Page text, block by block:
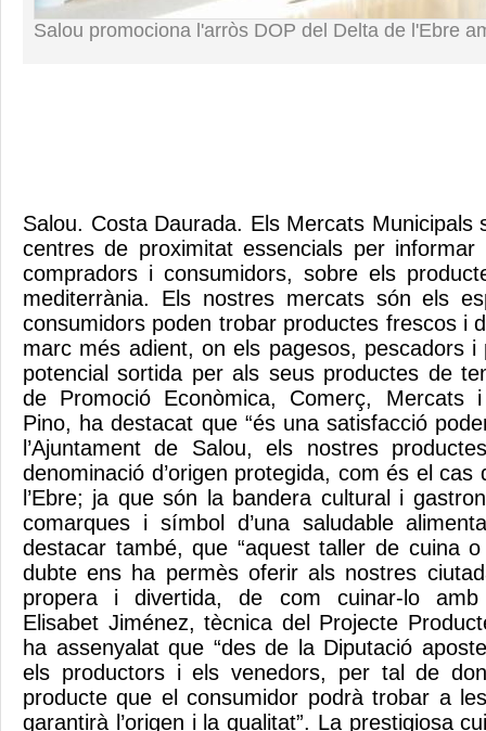
Salou promociona l'arròs DOP del Delta de l'Ebre
Salou. Costa Daurada. Els Mercats Municipals
centres de proximitat essencials per
compradors i consumidors, sobre els
mediterrània. Els nostres mercats són els
consumidors poden trobar productes frescos i
marc més adient, on els pagesos, pescadors i
potencial sortida per als seus productes de
de Promoció Econòmica, Comerç, Mercats
Pino, ha destacat que “és una satisfacció
l’Ajuntament de Salou, els nostres
denominació d’origen protegida, com és el cas
l’Ebre; ja que són la bandera cultural i
comarques i símbol d’una saludable
destacar també, que “aquest taller de cuina o
dubte ens ha permès oferir als nostres
propera i divertida, de com cuinar-lo amb
Elisabet Jiménez, tècnica del Projecte
ha assenyalat que “des de la Diputació
els productors i els venedors, per tal de
producte que el consumidor podrà trobar a
garantirà l’origen i la qualitat”. La prestigiosa